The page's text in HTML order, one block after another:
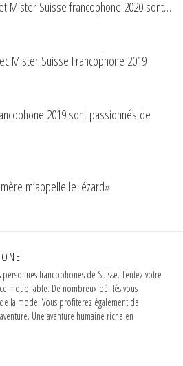
Mister Suisse francophone 2020 sont…
Mister Suisse Francophone 2019
2019 sont passionnés de
m’appelle le lézard».
francophones de Suisse. Tentez votre
inoubliable. De nombreux défilés vous
la mode. Vous profiterez également de
Une aventure humaine riche en